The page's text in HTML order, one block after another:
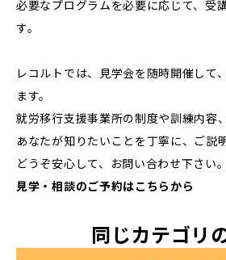
必要なプログラムを必要に応じて、受
す。
レコルトでは、見学会を随時開催して
ます。
就労移行支援事業所の制度や訓練内容
あなたが知りたいことを丁寧に、ご説
どうぞ安心して、お問い合わせ下さい。
見学・相談のご予約はこちらから
同じカテゴリ